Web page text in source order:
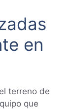
en
terreno de
que